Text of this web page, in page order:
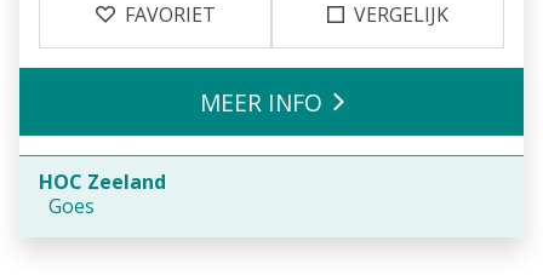
FAVORIET VERGELIJK
HOC Zeeland
Goes
MEER INFO